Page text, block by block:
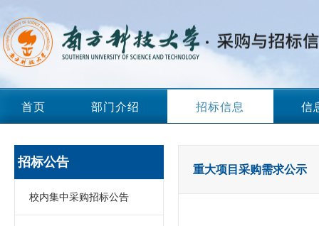
首页 部门介绍 招标信息 信
招标公告
校内集中采购招标公告
重大项目采购需求公示